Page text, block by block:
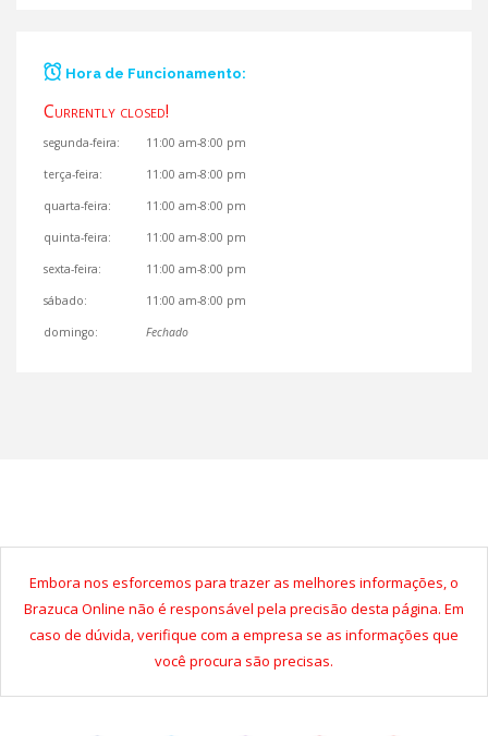
Hora de Funcionamento:
Currently
open!
Currently closed!
segunda-feira: 11:00 am-8:00 pm
terça-feira: 11:00 am-8:00 pm
quarta-feira: 11:00 am-8:00 pm
quinta-feira: 11:00 am-8:00 pm
sexta-feira: 11:00 am-8:00 pm
sábado: 11:00 am-8:00 pm
domingo: Fechado
Embora nos esforcemos para trazer as melhores informações, o
Brazuca Online não é responsável pela precisão desta página. Em
caso de dúvida, verifique com a empresa se as informações que
você procura são precisas.